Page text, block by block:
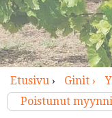
Etusivu› Ginit ›
Poistunut